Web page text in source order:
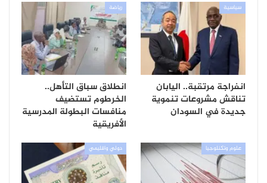
سياسية
انفراجة مرتقبة.. اليابان
تناقش مشروعات تنموية
جديدة في السودان
رياضة
انطلاق سباق التأهل..
الخرطوم تستضيف
منافسات البطولة المدرسية
الأفريقية
علوم وتكنلوجيا دولي واقليمي